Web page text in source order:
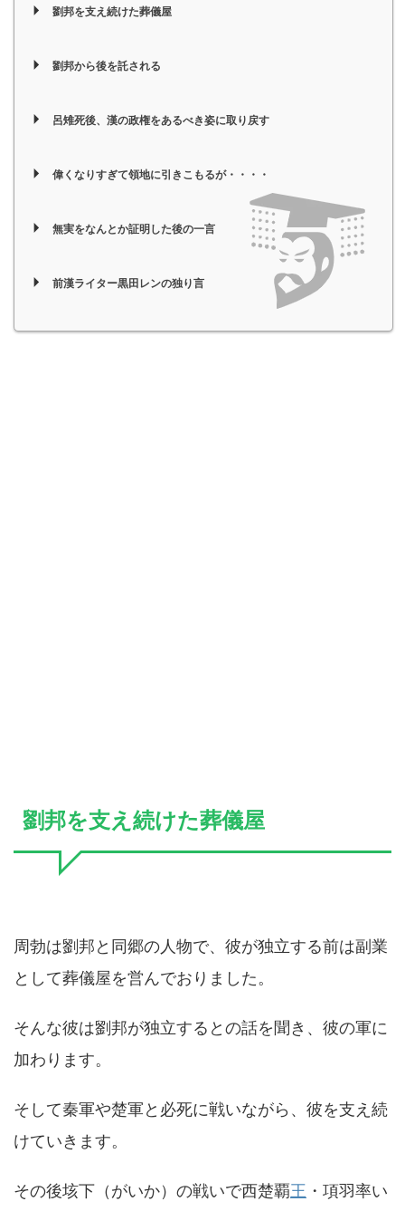
劉邦を支え続けた葬儀屋
劉邦から後を託される
呂雉死後、漢の政権をあるべき姿に取り戻す
偉くなりすぎて領地に引きこもるが・・・・
無実をなんとか証明した後の一言
前漢ライター黒田レンの独り言
劉邦を支え続けた葬儀屋
周勃は劉邦と同郷の人物で、彼が独立する前は副業
として葬儀屋を営んでおりました。
そんな彼は劉邦が独立するとの話を聞き、彼の軍に
加わります。
そして秦軍や楚軍と必死に戦いながら、彼を支え続
けていきます。
その後垓下（がいか）の戦いで西楚覇王 ・項羽率い